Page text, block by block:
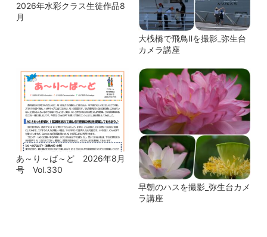
2026年水彩クラス生徒作品8
月
大桟橋で飛鳥Ⅱを撮影_弥生台
カメラ講座
あ～り～ば～ど 2026年8月
号 Vol.330
早朝のハスを撮影_弥生台カメ
ラ講座